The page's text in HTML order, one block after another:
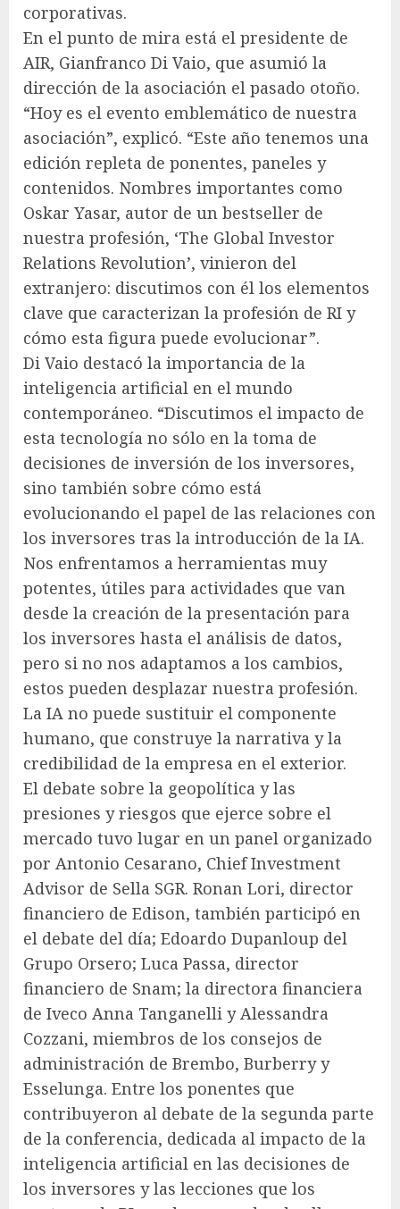
corporativas.
En el punto de mira está el presidente de
AIR, Gianfranco Di Vaio, que asumió la
dirección de la asociación el pasado otoño.
“Hoy es el evento emblemático de nuestra
asociación”, explicó. “Este año tenemos una
edición repleta de ponentes, paneles y
contenidos. Nombres importantes como
Oskar Yasar, autor de un bestseller de
nuestra profesión, ‘The Global Investor
Relations Revolution’, vinieron del
extranjero: discutimos con él los elementos
clave que caracterizan la profesión de RI y
cómo esta figura puede evolucionar”.
Di Vaio destacó la importancia de la
inteligencia artificial en el mundo
contemporáneo. “Discutimos el impacto de
esta tecnología no sólo en la toma de
decisiones de inversión de los inversores,
sino también sobre cómo está
evolucionando el papel de las relaciones con
los inversores tras la introducción de la IA.
Nos enfrentamos a herramientas muy
potentes, útiles para actividades que van
desde la creación de la presentación para
los inversores hasta el análisis de datos,
pero si no nos adaptamos a los cambios,
estos pueden desplazar nuestra profesión.
La IA no puede sustituir el componente
humano, que construye la narrativa y la
credibilidad de la empresa en el exterior.
El debate sobre la geopolítica y las
presiones y riesgos que ejerce sobre el
mercado tuvo lugar en un panel organizado
por Antonio Cesarano, Chief Investment
Advisor de Sella SGR. Ronan Lori, director
financiero de Edison, también participó en
el debate del día; Edoardo Dupanloup del
Grupo Orsero; Luca Passa, director
financiero de Snam; la directora financiera
de Iveco Anna Tanganelli y Alessandra
Cozzani, miembros de los consejos de
administración de Brembo, Burberry y
Esselunga. Entre los ponentes que
contribuyeron al debate de la segunda parte
de la conferencia, dedicada al impacto de la
inteligencia artificial en las decisiones de
los inversores y las lecciones que los